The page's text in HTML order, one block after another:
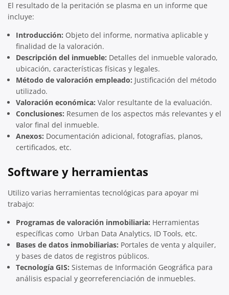
El resultado de la peritación se plasma en un informe que
incluye:
Introducción: Objeto del informe, normativa aplicable y
finalidad de la valoración.
Descripción del inmueble: Detalles del inmueble valorado,
ubicación, características físicas y legales.
Método de valoración empleado: Justificación del método
utilizado.
Valoración económica: Valor resultante de la evaluación.
Conclusiones: Resumen de los aspectos más relevantes y el
valor final del inmueble.
Anexos: Documentación adicional, fotografías, planos,
certificados, etc.
Software y herramientas
Utilizo varias herramientas tecnológicas para apoyar mi
trabajo:
Programas de valoración inmobiliaria: Herramientas
específicas como Urban Data Analytics, ID Tools, etc.
Bases de datos inmobiliarias: Portales de venta y alquiler,
y bases de datos de registros públicos.
Tecnología GIS: Sistemas de Información Geográfica para
análisis espacial y georreferenciación de inmuebles.